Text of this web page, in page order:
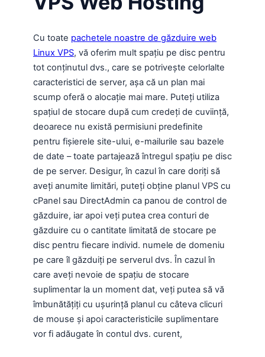
Cu toate pachetele noastre de găzduire web
Linux VPS, vă oferim mult spațiu pe disc pentru
tot conținutul dvs., care se potrivește celorlalte
caracteristici de server, așa că un plan mai
scump oferă o alocație mai mare. Puteți utiliza
spațiul de stocare după cum credeți de cuviință,
deoarece nu există permisiuni predefinite
pentru fișierele site-ului, e-mailurile sau bazele
de date – toate partajează întregul spațiu pe disc
de pe server. Desigur, în cazul în care doriți să
aveți anumite limitări, puteți obține planul VPS cu
cPanel sau DirectAdmin ca panou de control de
găzduire, iar apoi veți putea crea conturi de
găzduire cu o cantitate limitată de stocare pe
disc pentru fiecare individ. numele de domeniu
pe care îl găzduiți pe serverul dvs. În cazul în
care aveți nevoie de spațiu de stocare
suplimentar la un moment dat, veți putea să vă
îmbunătățiți cu ușurință planul cu câteva clicuri
de mouse și apoi caracteristicile suplimentare
vor fi adăugate în contul dvs. curent,